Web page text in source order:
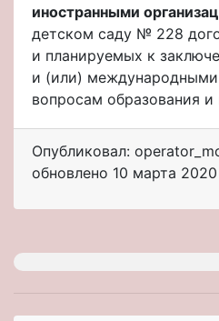
иностранными
детском саду № 228
и планируемых к
и (или)
вопросам образования и
Опубликовал:
обновлено 10 марта